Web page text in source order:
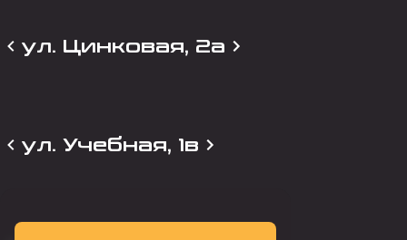
ул. Цинковая, 2а
ул. Учебная, 1в